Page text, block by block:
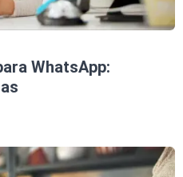
WhatsApp: